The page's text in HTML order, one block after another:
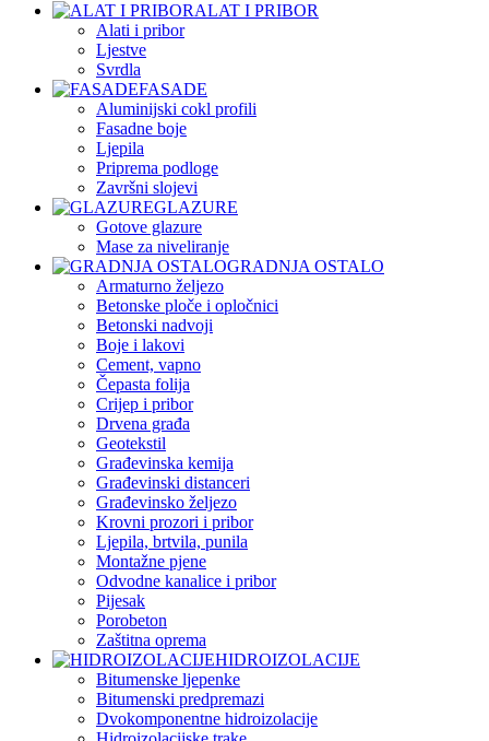
ALAT I PRIBOR
Alati i pribor
Ljestve
Svrdla
FASADE
Aluminijski cokl profili
Fasadne boje
Ljepila
Priprema podloge
Završni slojevi
GLAZURE
Gotove glazure
Mase za niveliranje
GRADNJA OSTALO
Armaturno željezo
Betonske ploče i opločnici
Betonski nadvoji
Boje i lakovi
Cement, vapno
Čepasta folija
Crijep i pribor
Drvena građa
Geotekstil
Građevinska kemija
Građevinski distanceri
Građevinsko željezo
Krovni prozori i pribor
Ljepila, brtvila, punila
Montažne pjene
Odvodne kanalice i pribor
Pijesak
Porobeton
Zaštitna oprema
HIDROIZOLACIJE
Bitumenske ljepenke
Bitumenski predpremazi
Dvokomponentne hidroizolacije